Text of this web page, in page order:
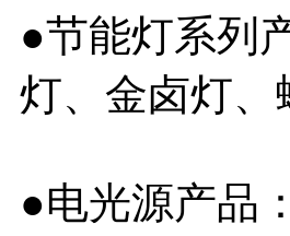
●节能灯系列
灯、金卤灯
●电光源产品